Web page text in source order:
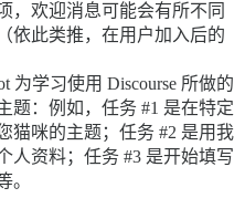
，欢迎消息可能会有所不同
依此类推，在用户加入后的
为学习使用 Discourse 所做的
题：例如，任务 #1 是在特定
猫咪的主题；任务 #2 是用我
人资料；任务 #3 是开始填写
。